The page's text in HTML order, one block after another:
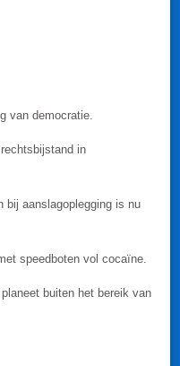
van democratie.
in
bij aanslagoplegging is nu
speedboten vol cocaïne.
buiten het bereik van